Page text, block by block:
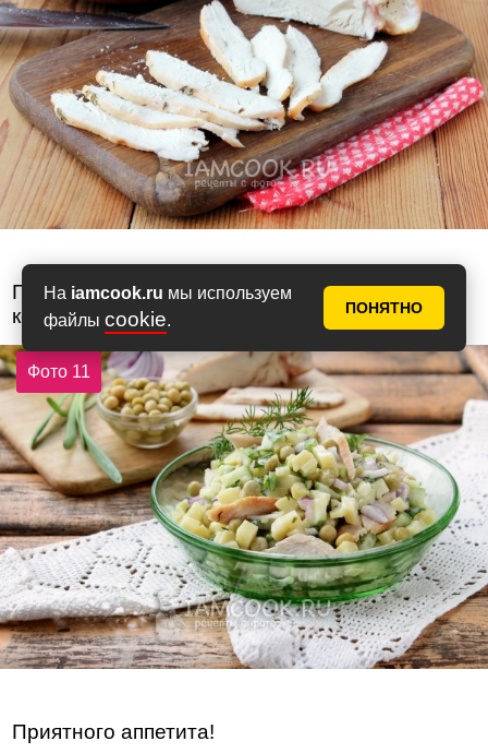
На iamcook.ru мы используем
файлы cookie.
ПОНЯТНО
Перед подачей дополняем салат из
консервированного горошка птицей.
Фото 11
Приятного аппетита!